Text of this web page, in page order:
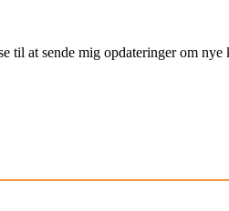
at sende mig opdateringer om